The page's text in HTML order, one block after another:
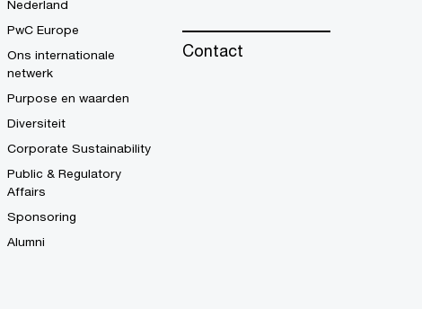
Nederland
PwC Europe
Ons internationale
netwerk
Purpose en waarden
Diversiteit
Corporate Sustainability
Public & Regulatory
Affairs
Sponsoring
Alumni
Contact